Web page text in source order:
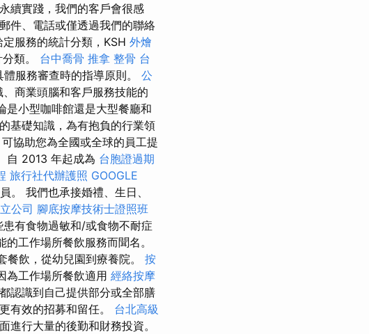
續實踐，我們的客戶會很感
件、電話或僅透過我們的聯絡
服務的統計分類，KSH 外燴
類。 台中喬骨 推拿 整骨 台
服務審查時的指導原則。 公
商業頭腦和客戶服務技能的
是小型咖啡館還是大型餐廳和
基礎知識，為有抱負的行業領
協助您為全國或全球的員工提
自 2013 年起成為 台胞證過期
旅行社代辦護照 GOOGLE
。 我們也承接婚禮、生日、
公司 腳底按摩技術士證照班
有食物過敏和/或食物不耐症
的工作場所餐飲服務而聞名。
餐飲，從幼兒園到療養院。 按
為工作場所餐飲適用 經絡按摩
認識到自己提供部分或全部膳
有效的招募和留任。 台北高級
進行大量的後勤和財務投資。